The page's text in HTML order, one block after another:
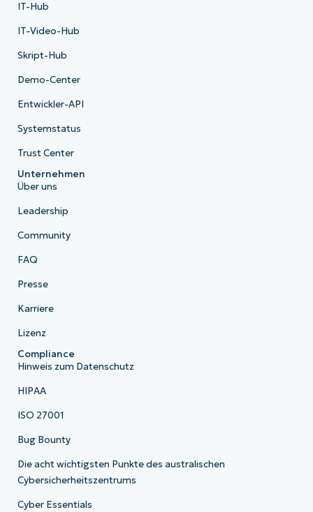
IT-Hub
IT-Video-Hub
Skript-Hub
Demo-Center
Entwickler-API
Systemstatus
Trust Center
Unternehmen
Über uns
Leadership
Community
FAQ
Presse
Karriere
Lizenz
Compliance
Hinweis zum Datenschutz
HIPAA
ISO 27001
Bug Bounty
Die acht wichtigsten Punkte des australischen
Cybersicherheitszentrums
Cyber Essentials